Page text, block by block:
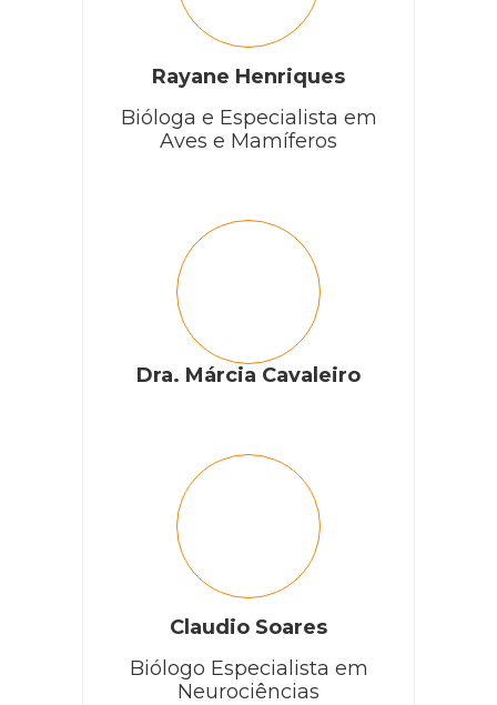
Rayane Henriques
Bióloga e Especialista em
Aves e Mamíferos
Dra. Márcia Cavaleiro
Claudio Soares
Biólogo Especialista em
Neurociências